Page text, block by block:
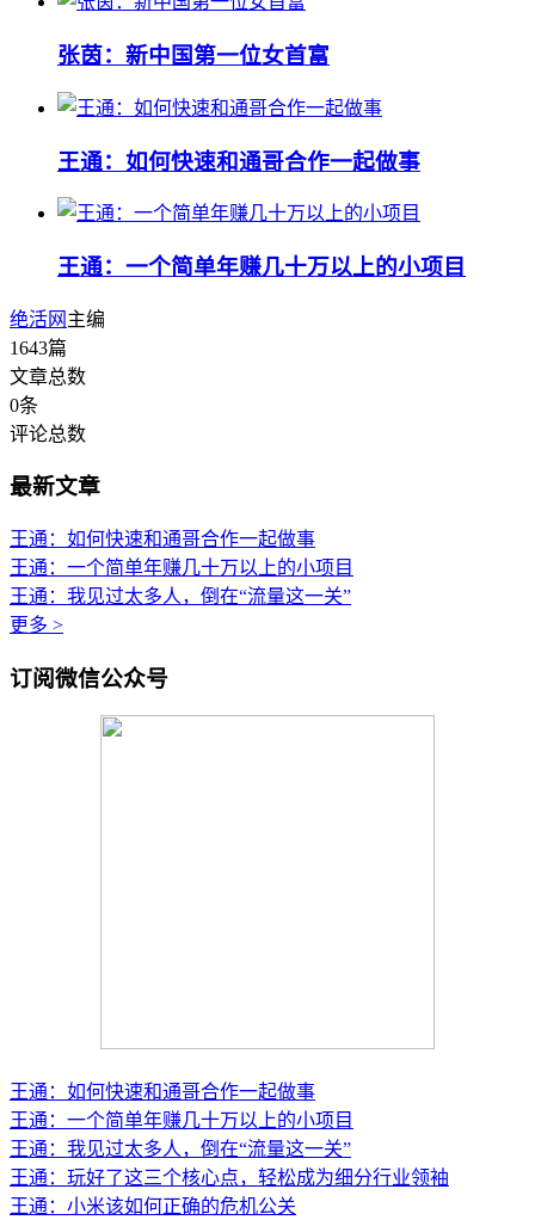
张茵：新中国第一位女首富
王通：如何快速和通哥合作一起做事
王通：一个简单年赚几十万以上的小项目
绝活网 主编
1643篇
文章总数
0条
评论总数
最新文章
王通：如何快速和通哥合作一起做事
王通：一个简单年赚几十万以上的小项目
王通：我见过太多人，倒在“流量这一关”
更多 >
订阅微信公众号
王通：如何快速和通哥合作一起做事
王通：一个简单年赚几十万以上的小项目
王通：我见过太多人，倒在“流量这一关”
王通：玩好了这三个核心点，轻松成为细分行业领袖
王通：小米该如何正确的危机公关